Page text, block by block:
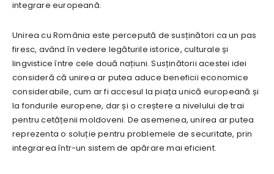
integrare europeană.
Unirea cu România este percepută de susținători ca un pas
firesc, având în vedere legăturile istorice, culturale și
lingvistice între cele două națiuni. Susținătorii acestei idei
consideră că unirea ar putea aduce beneficii economice
considerabile, cum ar fi accesul la piața unică europeană și
la fondurile europene, dar și o creștere a nivelului de trai
pentru cetățenii moldoveni. De asemenea, unirea ar putea
reprezenta o soluție pentru problemele de securitate, prin
integrarea într-un sistem de apărare mai eficient.